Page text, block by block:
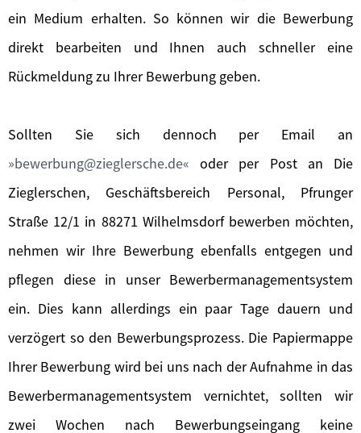
ein Medium erhalten. So können wir die Bewerbung
direkt bearbeiten und Ihnen auch schneller eine
Rückmeldung zu Ihrer Bewerbung geben.
Sollten Sie sich dennoch per Email an
bewerbung@zieglersche.de
oder per Post an Die
Zieglerschen, Geschäftsbereich Personal, Pfrunger
Straße 12/1 in 88271 Wilhelmsdorf bewerben möchten,
nehmen wir Ihre Bewerbung ebenfalls entgegen und
pflegen diese in unser Bewerbermanagementsystem
ein. Dies kann allerdings ein paar Tage dauern und
verzögert so den Bewerbungsprozess. Die Papiermappe
Ihrer Bewerbung wird bei uns nach der Aufnahme in das
Bewerbermanagementsystem vernichtet, sollten wir
zwei Wochen nach Bewerbungseingang keine